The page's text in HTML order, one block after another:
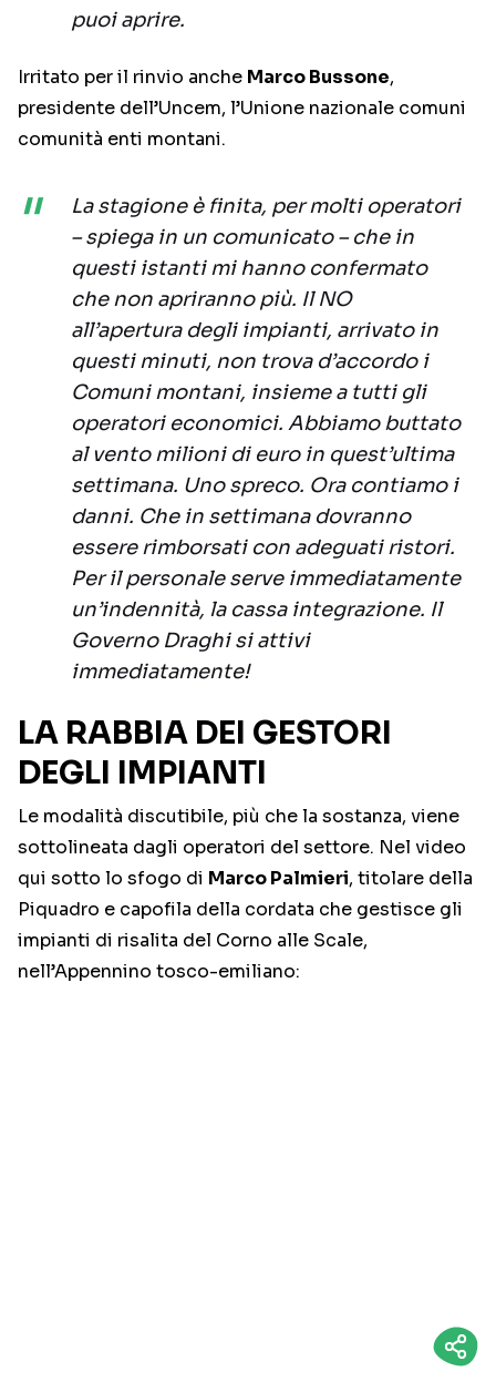
puoi aprire.
Irritato per il rinvio anche Marco Bussone,
presidente dell’Uncem, l’Unione nazionale comuni
comunità enti montani.
La stagione è finita, per molti operatori
– spiega in un comunicato – che in
questi istanti mi hanno confermato
che non apriranno più. Il NO
all’apertura degli impianti, arrivato in
questi minuti, non trova d’accordo i
Comuni montani, insieme a tutti gli
operatori economici. Abbiamo buttato
al vento milioni di euro in quest’ultima
settimana. Uno spreco. Ora contiamo i
danni. Che in settimana dovranno
essere rimborsati con adeguati ristori.
Per il personale serve immediatamente
un’indennità, la cassa integrazione. Il
Governo Draghi si attivi
immediatamente!
LA RABBIA DEI GESTORI
DEGLI IMPIANTI
Le modalità discutibile, più che la sostanza, viene
sottolineata dagli operatori del settore. Nel video
qui sotto lo sfogo di Marco Palmieri, titolare della
Piquadro e capofila della cordata che gestisce gli
impianti di risalita del Corno alle Scale,
nell’Appennino tosco-emiliano: